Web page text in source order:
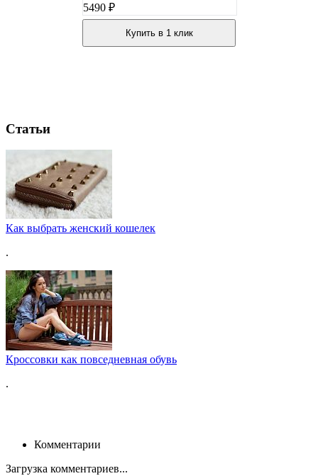
5490 ₽
Купить в 1 клик
Статьи
Как выбрать женский кошелек
.
Кроссовки как повседневная обувь
.
Комментарии
Загрузка комментариев...